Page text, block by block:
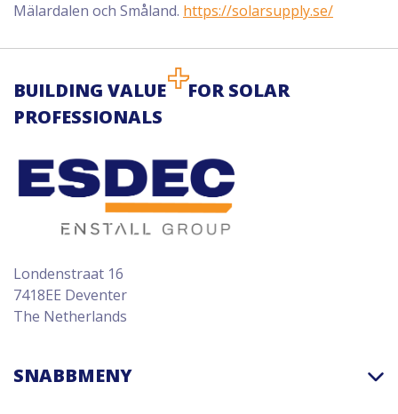
Mälardalen och Småland. https://solarsupply.se/
BUILDING VALUE
FOR SOLAR
PROFESSIONALS
Londenstraat 16
7418EE Deventer
The Netherlands
SNABBMENY